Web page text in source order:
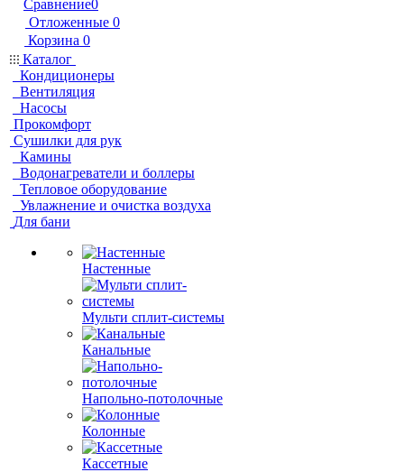
Сравнение0
Отложенные 0
Корзина 0
Каталог
Кондиционеры
Вентиляция
Насосы
Прокомфорт
Сушилки для рук
Камины
Водонагреватели и боллеры
Тепловое оборудование
Увлажнение и очистка воздуха
Для бани
Настенные
Мульти сплит-системы
Канальные
Напольно-потолочные
Колонные
Кассетные